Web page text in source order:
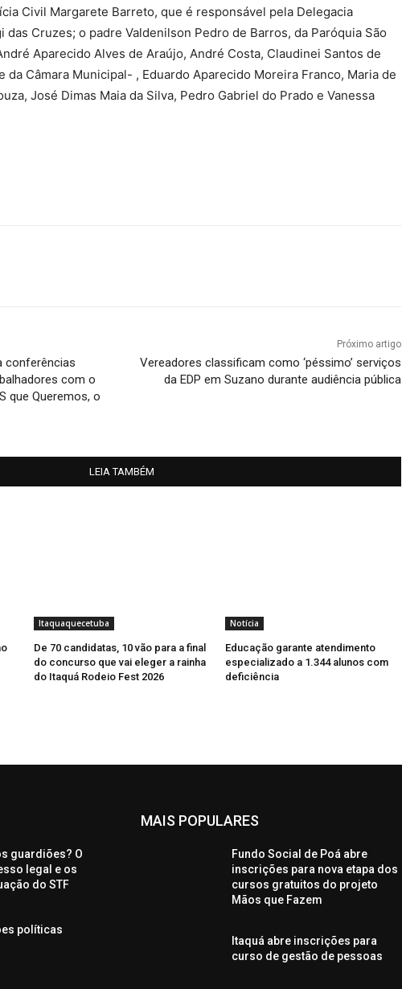
Civil Margarete Barreto, que é responsável pela Delegacia
das Cruzes; o padre Valdenilson Pedro de Barros, da Paróquia São
Aparecido Alves de Araújo, André Costa, Claudinei Santos de
da Câmara Municipal- , Eduardo Aparecido Moreira Franco, Maria de
José Dimas Maia da Silva, Pedro Gabriel do Prado e Vanessa
conferências
com o
que Queremos, o
Próximo artigo
Vereadores classificam como ‘péssimo’ serviços
da EDP em Suzano durante audiência pública
LEIA TAMBÉM
Itaquaquecetuba
De 70 candidatas, 10 vão para a final
do concurso que vai eleger a rainha
do Itaquá Rodeio Fest 2026
Notícia
Educação garante atendimento
especializado a 1.344 alunos com
deficiência
guardiões? O
legal e os
do STF
políticas
MAIS POPULARES
Fundo Social de Poá abre
inscrições para nova etapa dos
cursos gratuitos do projeto
Mãos que Fazem
Itaquá abre inscrições para
curso de gestão de pessoas